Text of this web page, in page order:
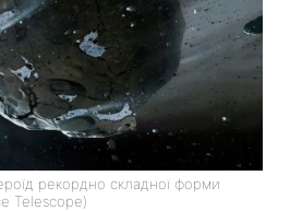
рекордно складної форми
Telescope)